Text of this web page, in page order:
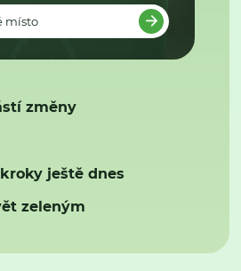
místo
změny
ještě dnes
zeleným